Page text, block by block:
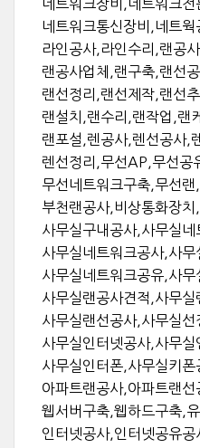
네트워크장비,네트워크전
네트워크통신장비,네트웍
라인공사,라인수리,랜공
랜공사업체,랜구축,랜선
랜선정리,랜선제작,랜선
랜설치,랜수리,랜작업,랜
랜포설,렌공사,렌선공사,
렌선정리,무선AP,무선공
무선네트워크구축,무선랜
부천랜공사,비상통화장치
사무실구내공사,사무실네
사무실네트워크공사,사무
사무실네트워크공유,사무
사무실랜공사견적,사무실
사무실랜선공사,사무실선
사무실인터넷공사,사무실
사무실인터폰,사무실키폰
아파트랜공사,아파트랜선
웹서버구축,웹하드구축,
인터넷공사,인터넷공유공